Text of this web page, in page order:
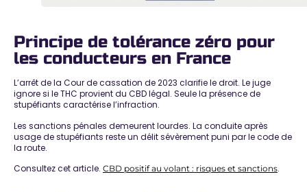
Principe de tolérance zéro pour
les conducteurs en France
L’arrêt de la Cour de cassation de 2023 clarifie le droit. Le juge
ignore si le THC provient du CBD légal. Seule la présence de
stupéfiants caractérise l’infraction.
Les sanctions pénales demeurent lourdes. La conduite après
usage de stupéfiants reste un délit sévèrement puni par le code de
la route.
Consultez cet article. CBD positif au volant : risques et sanctions.